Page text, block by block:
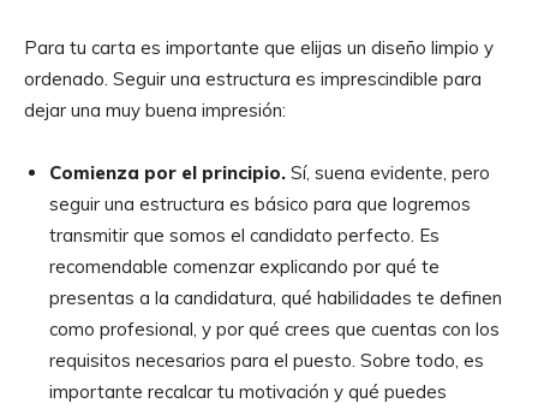
Para tu carta es importante que elijas un diseño limpio y
ordenado. Seguir una estructura es imprescindible para
dejar una muy buena impresión:
Comienza por el principio. Sí, suena evidente, pero
seguir una estructura es básico para que logremos
transmitir que somos el candidato perfecto. Es
recomendable comenzar explicando por qué te
presentas a la candidatura, qué habilidades te definen
como profesional, y por qué crees que cuentas con los
requisitos necesarios para el puesto. Sobre todo, es
importante recalcar tu motivación y qué puedes